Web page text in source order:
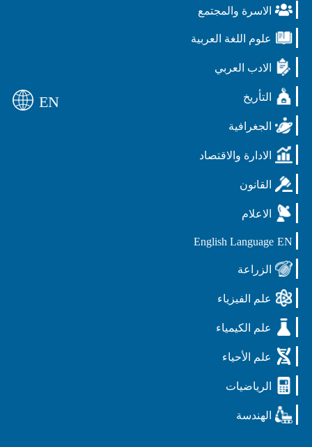
الاسرة والمجتمع
علوم اللغة العربية
الادب العربي
التأريخ
الجغرافية
الادارة والاقتصاد
القانون
الاعلام
EN
English Language
الزراعة
علم الفيزياء
علم الكيمياء
علم الأحياء
الرياضيات
الهندسة
EN